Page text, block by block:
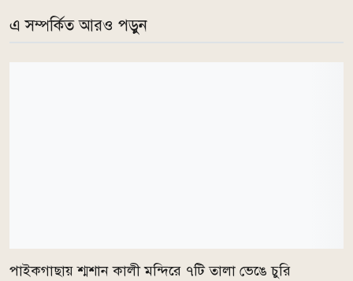
এ সম্পর্কিত আরও পড়ুন
পাইকগাছায় শ্মশান কালী মন্দিরে ৭টি তালা ভেঙে চুরি